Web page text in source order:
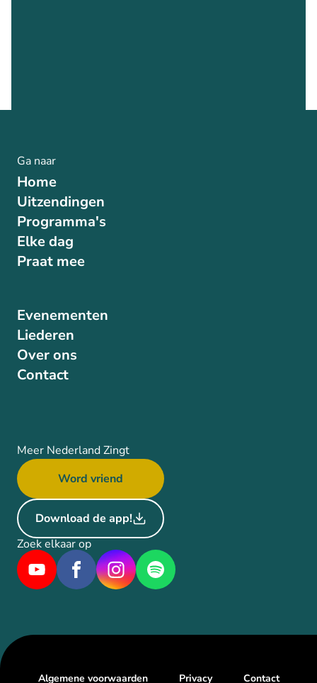
Ga naar
Home
Uitzendingen
Programma's
Elke dag
Praat mee
Evenementen
Liederen
Over ons
Contact
Meer Nederland Zingt
Word vriend
Download de app!
Zoek elkaar op
Algemene voorwaarden Privacy Contact